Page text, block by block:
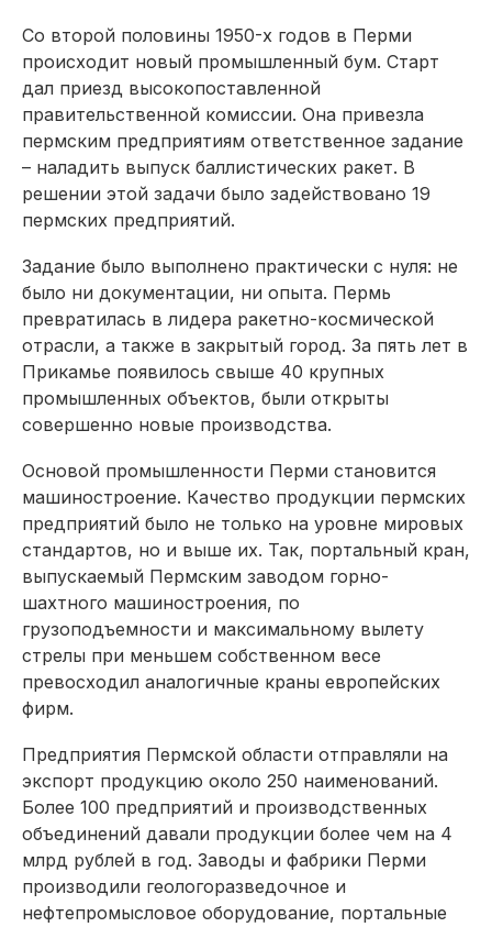
Со второй половины 1950-х годов в Перми
происходит новый промышленный бум. Старт
дал приезд высокопоставленной
правительственной комиссии. Она привезла
пермским предприятиям ответственное задание
– наладить выпуск баллистических ракет. В
решении этой задачи было задействовано 19
пермских предприятий.
Задание было выполнено практически с нуля: не
было ни документации, ни опыта. Пермь
превратилась в лидера ракетно-космической
отрасли, а также в закрытый город. За пять лет в
Прикамье появилось свыше 40 крупных
промышленных объектов, были открыты
совершенно новые производства.
Основой промышленности Перми становится
машиностроение. Качество продукции пермских
предприятий было не только на уровне мировых
стандартов, но и выше их. Так, портальный кран,
выпускаемый Пермским заводом горно-
шахтного машиностроения, по
грузоподъемности и максимальному вылету
стрелы при меньшем собственном весе
превосходил аналогичные краны европейских
фирм.
Предприятия Пермской области отправляли на
экспорт продукцию около 250 наименований.
Более 100 предприятий и производственных
объединений давали продукции более чем на 4
млрд рублей в год. Заводы и фабрики Перми
производили геологоразведочное и
нефтепромысловое оборудование, портальные